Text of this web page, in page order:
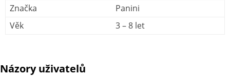
Značka
Panini
Věk
3 – 8 let
Názory uživatelů